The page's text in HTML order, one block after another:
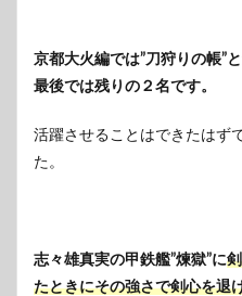
京都大火編では”刀狩りの帳”
最後では残りの２名です。
活躍させることはできたはず
た。
志々雄真実の甲鉄艦”煉獄”に
たときにその強さで剣心を退